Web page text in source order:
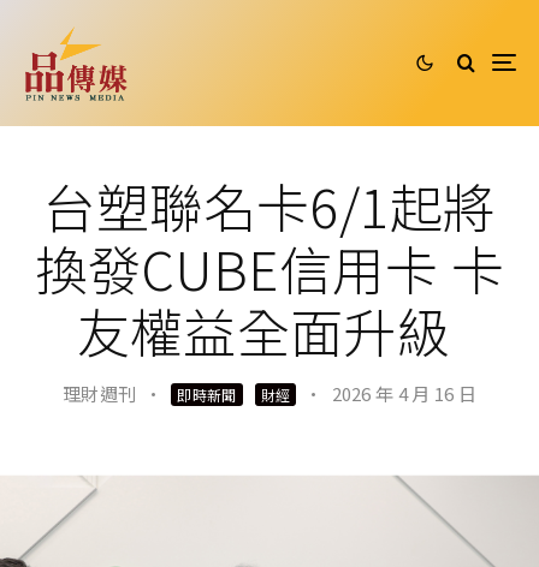
台塑聯名卡6/1起將
換發CUBE信用卡 卡
友權益全面升級
理財週刊 · 即時新聞 財經 · 2026 年 4 月 16 日